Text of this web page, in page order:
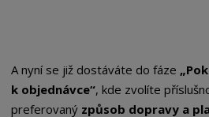
A nyní se již dostáváte do fáze
k objednávce“, kde zvolíte
preferovaný způsob dopravy a